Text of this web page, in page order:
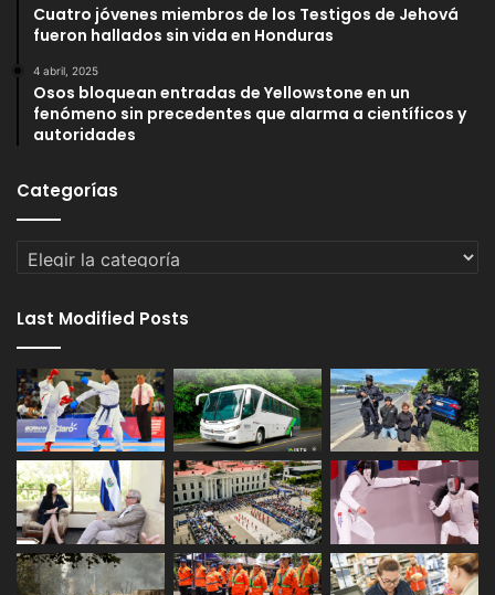
Cuatro jóvenes miembros de los Testigos de Jehová
fueron hallados sin vida en Honduras
4 abril, 2025
Osos bloquean entradas de Yellowstone en un
fenómeno sin precedentes que alarma a científicos y
autoridades
Categorías
Categorías
Last Modified Posts